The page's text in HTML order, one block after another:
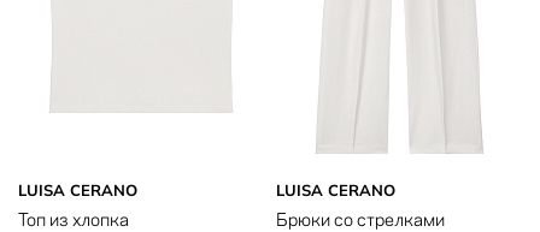
LUISA CERANO
Топ из хлопка
LUISA CERANO
Брюки со стрелками